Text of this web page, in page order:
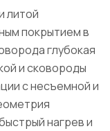
литой
покрытием в
глубокая
и сковороды
с несъемной и
нагрев и